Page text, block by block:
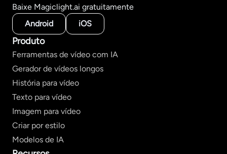
Baixe Magiclight.ai gratuitamente
Android
iOS
Produto
Ferramentas de vídeo com IA
Gerador de vídeos longos
História para vídeo
Texto para vídeo
Imagem para vídeo
Criar por estilo
Modelos de IA